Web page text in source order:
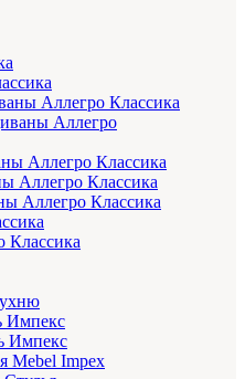
Аллегро Классика
Аллегро
Аллегро Классика
Аллегро Классика
Аллегро Классика
Классика
Импекс
Импекс
Mebel Impex